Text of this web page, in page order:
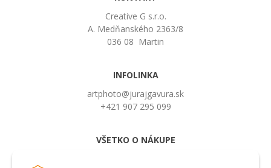
Creative G s.r.o.
A. Medňanského 2363/8
036 08 Martin
INFOLINKA
artphoto@jurajgavura.sk
+421 907 295 099
VŠETKO O NÁKUPE